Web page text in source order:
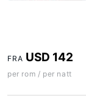
FRA USD 142
per rom / per natt